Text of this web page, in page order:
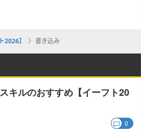
】 書き込み
キルのおすすめ【イーフト20
0